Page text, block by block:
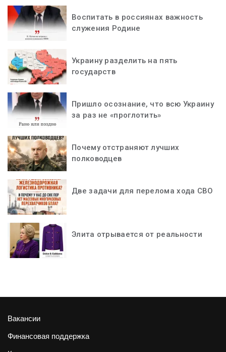
Воспитать в россиянах важность
служения Родине
Украину разделить на пять
государств
Пришло осознание, что всю Украину
за раз не «проглотить»
Почему отстраняют лучших
полководцев
Две задачи для перелома хода СВО
Элита отрывается от реальности
Вакансии
Финансовая поддержка